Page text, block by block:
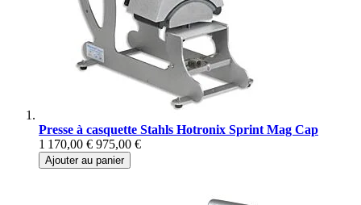
Presse à casquette Stahls Hotronix Sprint Mag Cap
1 170,00 € 975,00 €
Ajouter au panier